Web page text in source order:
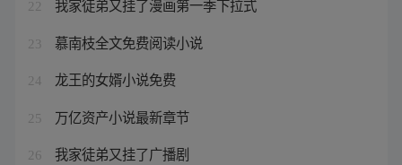
22 我家徒弟又挂了漫画第一季下拉式
23 慕南枝全文免费阅读小说
24 龙王的女婿小说免费
25 万亿资产小说最新章节
26 我家徒弟又挂了广播剧